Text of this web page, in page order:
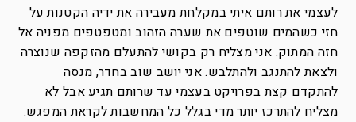
לעצמי את רותם איתי במקלחת מעבירה את ידיה הקטנות על
חזי כשהמים שוטפים את שערה הזהוב ומטפטפים מפניה אל
חזה המתוק. אני מצליח רק בקושי להתעלם מהזקפה שנוצרה
ולצאת להתנגב ולהתלבש. אני יושב שוב בחדר, מנסה
להתקדם קצת בפרויקט בעצמי עד שרותם תגיע אבל לא
מצליח להתרכז יותר מדי בגלל כל המחשבות לקראת המפגש.